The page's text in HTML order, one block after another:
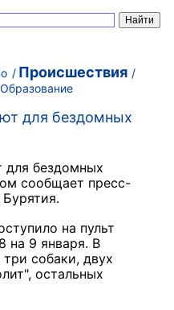
Происшествия
Образование
для бездомных
для бездомных
сообщает пресс-
на пульт
на 9 января. В
собаки, двух
остальных